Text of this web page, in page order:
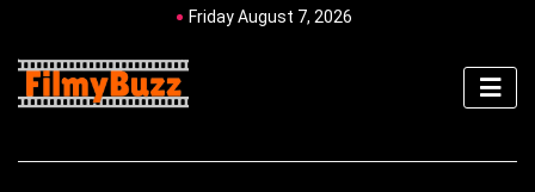
Friday August 7, 2026